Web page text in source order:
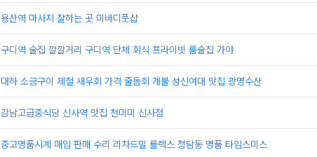
용산역 마사지 잘하는 곳 미바디풋샵
구디역 술집 깔깔거리 구디역 단체 회식 프라이빗 룸술집 가야
대하 소금구이 제철 새우회 가격 줄돔회 개불 성신여대 맛집 광명수산
강남고급중식당 신사역 맛집 천미미 신사점
중고명품시계 매입 판매 수리 리차드밀 롤렉스 청담동 명품 타임스미스